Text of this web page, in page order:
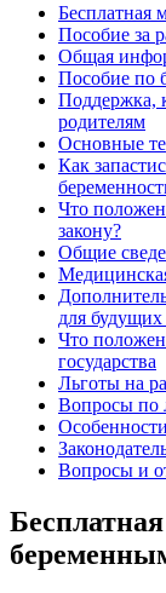
Бесплатная
Пособие за
Общая
Пособие по
Поддержка,
родителям
Основные
Как
Что
закону?
Общие
для будущих
Что
государства
Льготы на
Вопросы по
Вопросы и